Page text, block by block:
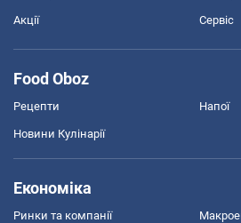
Акції Сервіс
Food Oboz
Рецепти Напої
Новини Кулінарії
Економіка
Ринки та компанії